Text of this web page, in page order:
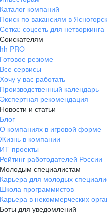
Каталог компаний
Поиск по вакансиям в
Сетка: соцсеть для нетворкинга
Соискателям
hh PRO
Готовое резюме
Все сервисы
Хочу у вас работать
Производственный календарь
Экспертная рекомендация
Новости и статьи
Блог
О компаниях в игровой форме
Жизнь в компании
ИТ-проекты
Рейтинг работодателей России
Молодым специалистам
Карьера для молодых
Школа программистов
Карьера в некоммерческих
Боты для уведомлений